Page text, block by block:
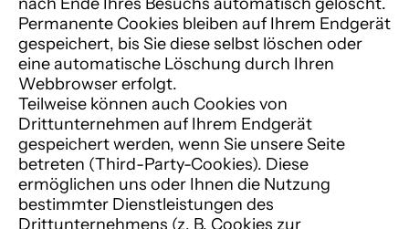
Permanente Cookies bleiben auf Ihrem Endgerät
gespeichert, bis Sie diese selbst löschen oder
eine automatische Löschung durch Ihren
Webbrowser erfolgt.
Teilweise können auch Cookies von
Drittunternehmen auf Ihrem Endgerät
gespeichert werden, wenn Sie unsere Seite
betreten (Third-Party-Cookies). Diese
ermöglichen uns oder Ihnen die Nutzung
bestimmter Dienstleistungen des
Drittunternehmens (z. B. Cookies zur